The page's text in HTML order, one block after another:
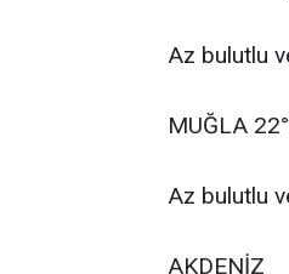
Az bulutlu
MUĞLA
Az bulutlu
AKDENİZ